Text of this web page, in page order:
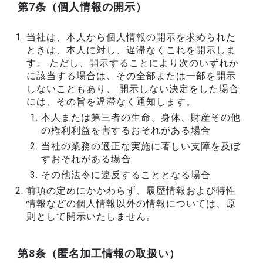
第7条（個人情報の開示）
当社は、本人から個人情報の開示を求められた
ときは、本人に対し、遅滞なくこれを開示しま
す。 ただし、開示することにより次のいずれか
に該当する場合は、その全部または一部を開示
しないこともあり、 開示しない決定をした場合
には、その旨を遅滞なく通知します。
本人または第三者の生命、身体、財産その他
の権利利益を害するおそれがある場合
当社の業務の適正な実施に著しい支障を及ぼ
すおそれがある場合
その他法令に違反することとなる場合
前項の定めにかかわらず、履歴情報および特性
情報などの個人情報以外の情報については、原
則として開示いたしません。
第8条（匿名加工情報の取扱い）